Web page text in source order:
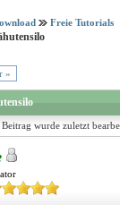
Freie Tutorials
»
Beitrag wurde zuletzt